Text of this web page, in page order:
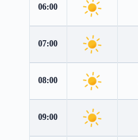
06:00
07:00
08:00
09:00